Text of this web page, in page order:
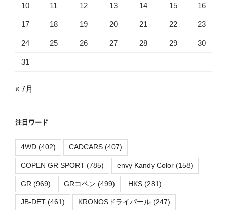
10 11 12 13 14 15 16
17 18 19 20 21 22 23
24 25 26 27 28 29 30
31
« 7月
注目ワード
4WD (402) CADCARS (407)
COPEN GR SPORT (785) envy Kandy Color (158)
GR (969) GRコペン (499) HKS (281)
JB-DET (461) KRONOSドライパール (247)